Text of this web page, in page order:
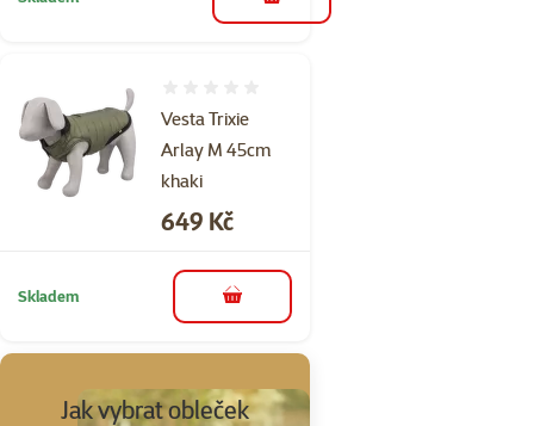
do košíku
Vesta Trixie
Arlay M 45cm
khaki
Cena
649 Kč
Skladem do košíku
Jak vybrat obleček